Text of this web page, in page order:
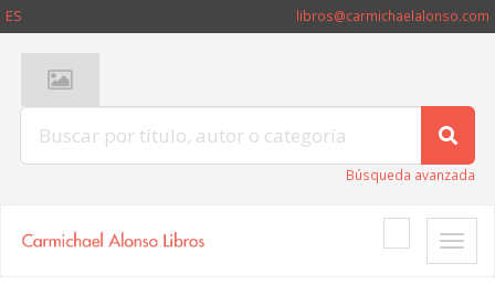
ES libros@carmichaelalonso.com
Búsqueda avanzada
Toggle